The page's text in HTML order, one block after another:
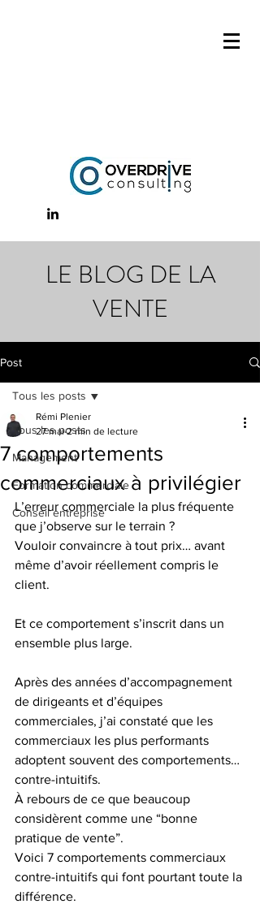
LE BLOG DE LA
VENTE
Post
Tous les posts
Management
Formation commerciale
Conseil entreprise
Tous les posts
7 comportements
commerciaux à privilégier
Rémi Plenier
27 mai 2 min de lecture
L’erreur commerciale la plus fréquente
que j’observe sur le terrain ?
Vouloir convaincre à tout prix… avant
même d’avoir réellement compris le
client.
Et ce comportement s’inscrit dans un
ensemble plus large.
Après des années d’accompagnement
de dirigeants et d’équipes
commerciales, j’ai constaté que les
commerciaux les plus performants
adoptent souvent des comportements…
contre-intuitifs.
À rebours de ce que beaucoup
considèrent comme une “bonne
pratique de vente”.
Voici 7 comportements commerciaux
contre-intuitifs qui font pourtant toute la
différence.